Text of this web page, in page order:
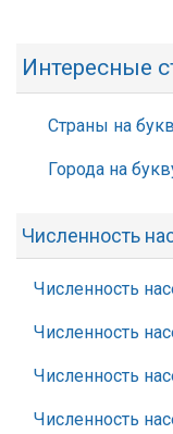
Интересные
Страны на
Города на
Численность
Численность
Численность
Численность
Численность